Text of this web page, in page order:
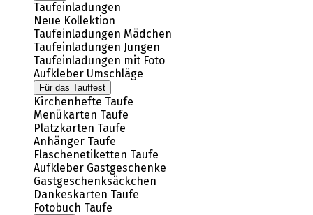
Taufeinladungen
Neue Kollektion
Taufeinladungen Mädchen
Taufeinladungen Jungen
Taufeinladungen mit Foto
Aufkleber Umschläge
Für das Tauffest
Kirchenhefte Taufe
Menükarten Taufe
Platzkarten Taufe
Anhänger Taufe
Flaschenetiketten Taufe
Aufkleber Gastgeschenke
Gastgeschenksäckchen
Dankeskarten Taufe
Fotobuch Taufe